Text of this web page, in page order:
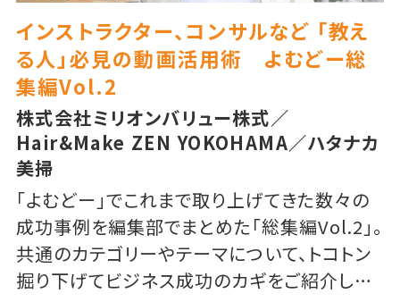
インストラクター、コンサルなど 「教え
る人」必見の動画活用術 よむどー総
集編Vol.2
株式会社ミリオンバリュー株式／
Hair&Make ZEN YOKOHAMA／ハタナカ
美掃
「よむどー」でこれまで取り上げてきた数々の
成功事例を編集部でまとめた「総集編Vol.2」。
共通のカテゴリーやテーマについて、トコトン
掘り下げてビジネス成功のカギをご紹介しま